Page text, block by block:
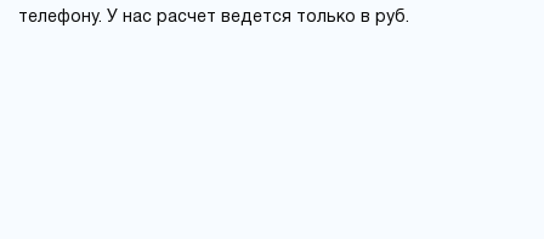
телефону. У нас расчет ведется только в руб.